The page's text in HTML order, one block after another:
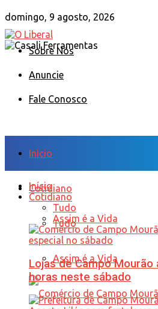
domingo, 9 agosto, 2026
Sobre Nós
Anuncie
Fale Conosco
Início
Cotidiano
Tudo
Assim é a Vida
Início
Cotidiano
Tudo
Assim é a Vida
Lojas de Campo
horas neste sábado